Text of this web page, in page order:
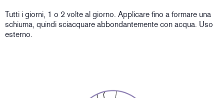
Tutti i giorni, 1 o 2 volte al giorno. Applicare fino a formare una
schiuma, quindi sciacquare abbondantemente con acqua. Uso
esterno.